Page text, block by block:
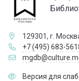
129301, г.
+7 (495) 683-
Версия для